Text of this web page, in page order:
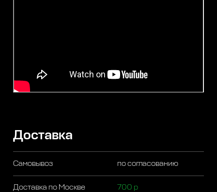
Доставка
Самовывоз по согласованию
Доставка по Москве 700 р